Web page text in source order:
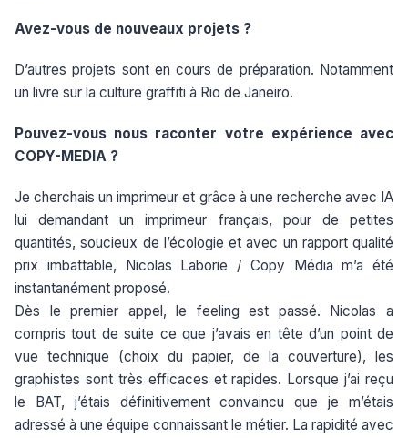
Avez-vous de nouveaux projets ?
D’autres projets sont en cours de préparation. Notamment
un livre sur la culture graffiti à Rio de Janeiro.
Pouvez-vous nous raconter votre expérience avec
COPY-MEDIA ?
Je cherchais un imprimeur et grâce à une recherche avec IA
lui demandant un imprimeur français, pour de petites
quantités, soucieux de l’écologie et avec un rapport qualité
prix imbattable, Nicolas Laborie / Copy Média m’a été
instantanément proposé.
Dès le premier appel, le feeling est passé. Nicolas a
compris tout de suite ce que j’avais en tête d’un point de
vue technique (choix du papier, de la couverture), les
graphistes sont très efficaces et rapides. Lorsque j’ai reçu
le BAT, j’étais définitivement convaincu que je m’étais
adressé à une équipe connaissant le métier. La rapidité avec